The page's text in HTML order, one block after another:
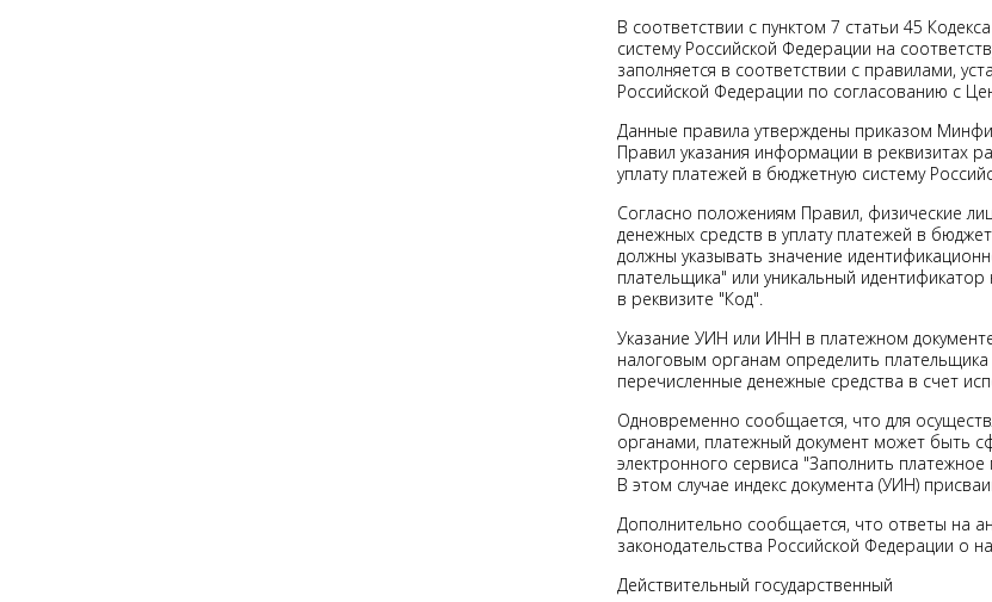
В соответствии с пунктом 7 статьи 45
систему Российской Федерации на
заполняется в соответствии с правилами,
Российской Федерации по согласованию с
Данные правила утверждены приказом
Правил указания информации в реквизитах
уплату платежей в бюджетную систему
Согласно положениям Правил, физические
денежных средств в уплату платежей в
должны указывать значение
плательщика" или уникальный
в реквизите "Код".
Указание УИН или ИНН в платежном
налоговым органам определить
перечисленные денежные средства в счет
Одновременно сообщается, что для
органами, платежный документ может быть
электронного сервиса "Заполнить
В этом случае индекс документа (УИН)
Дополнительно сообщается, что ответы на
законодательства Российской Федерации о
Действительный государственный